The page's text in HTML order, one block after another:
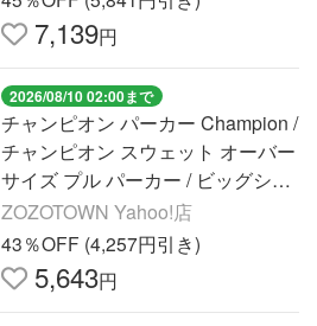
7,139円
2026/08/10 02:00まで
チャンピオン パーカー Champion /
チャンピオン スウェット オーバー
サイズ プル パーカー / ビッグシル
エット / 裏起毛 メンズ レディース
ZOZOTOWN Yahoo!店
43％OFF (4,257円引き)
5,643円